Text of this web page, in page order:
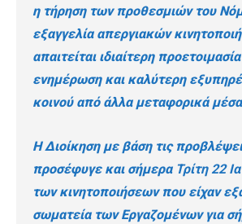
η τήρηση των προθεσμιών του
εξαγγελία απεργιακών
απαιτείται ιδιαίτερη
ενημέρωση και καλύτερη
κοινού από άλλα μεταφορικά
Η Διοίκηση με βάση τις
προσέφυγε και σήμερα Τρίτη 22
των κινητοποιήσεων που είχαν
σωματεία των Εργαζομένων για